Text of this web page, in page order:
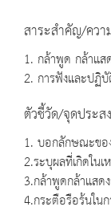
สาระสำคัญ/คว
1. กล้าพูด กล้าแส
2. การฟังและปฏิ
ตัวชี้วัด/จุดประส
1. บอกลักษณะขอ
2.ระบุผลที่เกิดใน
3.กล้าพูดกล้าแสด
4.กระตือรือร้นใน